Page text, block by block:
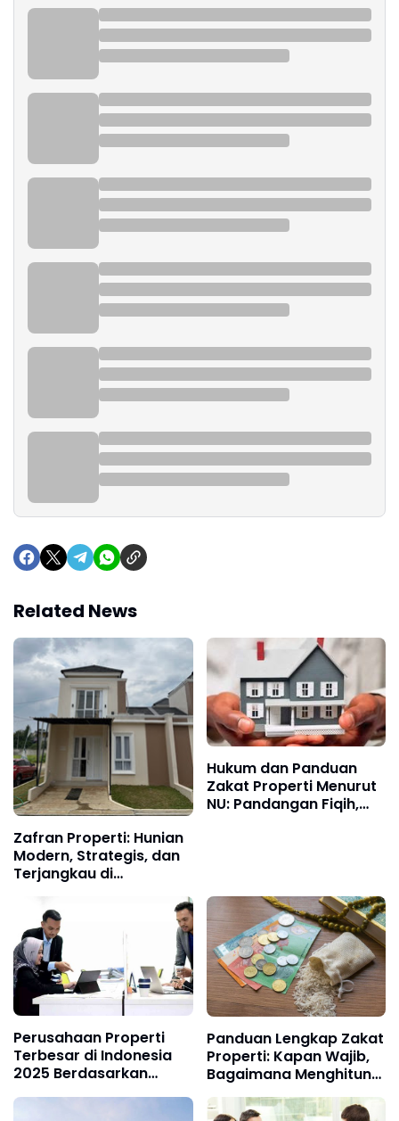
Related News
Zafran Properti: Hunian
Modern, Strategis, dan
Terjangkau di
Hukum dan Panduan
Zakat Properti Menurut
NU: Pandangan Fiqih,
Perusahaan Properti
Terbesar di Indonesia
2025 Berdasarkan
Panduan Lengkap Zakat
Properti: Kapan Wajib,
Bagaimana Menghitung,
dan Siapa yang Wajib
Bayar